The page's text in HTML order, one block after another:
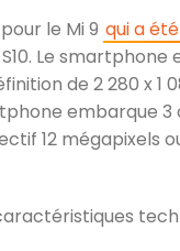
le Mi 9 qui a
Le smartphone
de 2 280 x
embarque
12 mégapixels